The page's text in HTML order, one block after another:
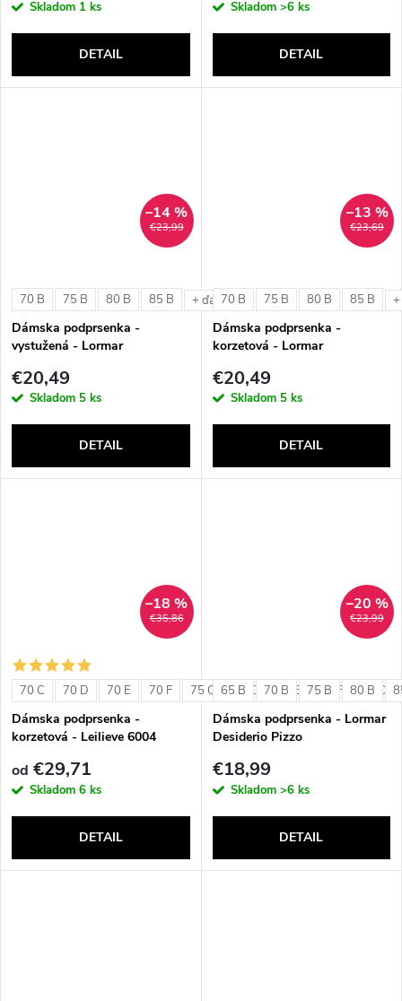
Skladom 1 ks
DETAIL
Skladom >6 ks
DETAIL
€23,99
–14 %
70 B 75 B 80 B 85 B + ďalšie
Dámska podprsenka -
vystužená - Lormar
€20,49
Skladom 5 ks
DETAIL
€23,69
–13 %
70 B 75 B 80 B 85 B
Dámska podprsenka -
korzetová - Lormar
€20,49
Skladom 5 ks
DETAIL
€35,86
–18 %
70 C 70 D 70 E 70 F 75 C 75 D 75 E 75 F 80 C
Dámska podprsenka -
korzetová - Leilieve 6004
od €29,71
Skladom 6 ks
DETAIL
€23,99
–20 %
65 B 70 B 75 B 80 B
Dámska podprsenka - Lormar
Desiderio Pizzo
€18,99
Skladom >6 ks
DETAIL